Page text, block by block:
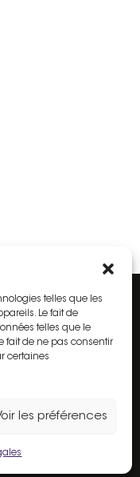
telles que les
Le fait de
telles que le
fait de ne pas consentir
certaines
les préférences